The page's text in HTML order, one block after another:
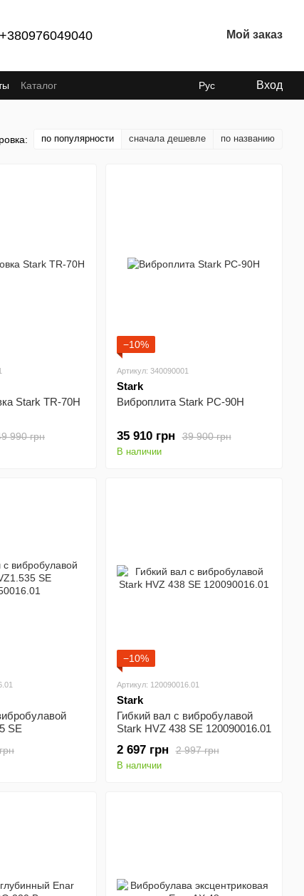
+380976049040 Мой заказ
Каталог Рус Вход
по популярности сначала дешевле по названию
Stark TR-70H
990 грн
−10%
Артикул: 340090001
Stark
Виброплита Stark PC-90H
39 900 грн
35 910 грн
В наличии
SE
−10%
Артикул: 120090016.01
Stark
Гибкий вал с вибробулавой
Stark HVZ 438 SE 120090016.01
2 997 грн
2 697 грн
В наличии